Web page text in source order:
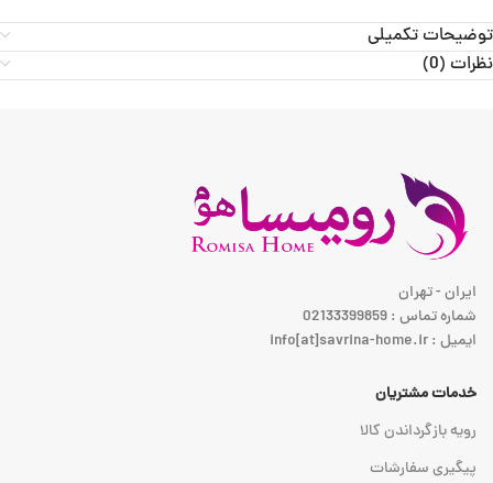
توضیحات تکمیلی
نظرات (0)
ایران - تهران
شماره تماس : 02133399859
ایمیل : info[at]savrina-home.ir
خدمات مشتریان
رویه بازگرداندن کالا
پیگیری سفارشات